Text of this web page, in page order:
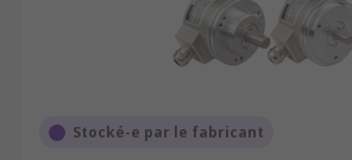
Stocké-e par le fabricant